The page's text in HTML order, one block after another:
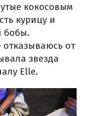
кокосовым
курицу и
бобы.
от
звезда
Elle.